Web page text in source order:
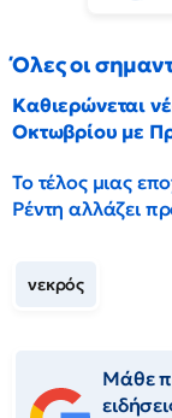
Όλες οι
Καθιερώνεται
Οκτωβρίου με
Το τέλος μιας
Ρέντη αλλάζει
νεκρός
Μάθε